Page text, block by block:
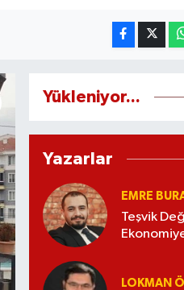
Yükleniyor...
Yazarlar
EMRE
Teşvik
LOKMAN